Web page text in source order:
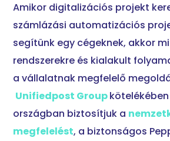
Amikor digitalizációs projekt
számlázási automatizációs
segítünk egy cégeknek, akkor
rendszerekre és kialakult
a vállalatnak megfelelő
Unifiedpost Group
országban biztosítjuk a
megfelelést, a biztonságos